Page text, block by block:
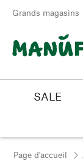
Passer au contenu
Grands magasins
SALE
Page d'accueil